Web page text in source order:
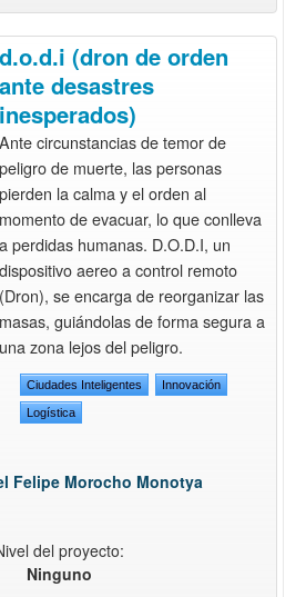
d.o.d.i (dron de orden
ante desastres
inesperados)
Ante circunstancias de temor de
peligro de muerte, las personas
pierden la calma y el orden al
momento de evacuar, lo que conlleva
a perdidas humanas. D.O.D.I, un
dispositivo aereo a control remoto
(Dron), se encarga de reorganizar las
masas, guiándolas de forma segura a
una zona lejos del peligro.
Ciudades Inteligentes Innovación
Logística
Felipe Morocho Monotya
del proyecto:
Ninguno